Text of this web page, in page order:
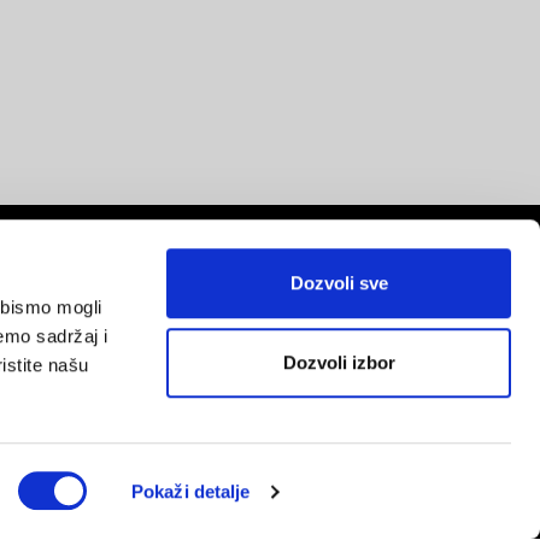
mogli
sadržaj i
našu
Pokaži detalje
Dozvoli sve
Dozvoli izbor